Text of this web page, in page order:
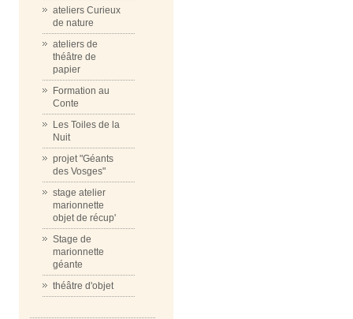
ateliers Curieux
de nature
ateliers de
théâtre de
papier
Formation au
Conte
Les Toiles de la
Nuit
projet "Géants
des Vosges"
stage atelier
marionnette
objet de récup'
Stage de
marionnette
géante
théâtre d'objet